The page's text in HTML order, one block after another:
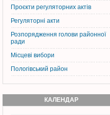
Проєкти регуляторних актів
Регуляторні акти
Розпорядження голови районної
ради
Місцеві вибори
Пологівський район
КАЛЕНДАР